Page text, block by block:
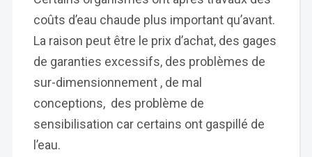
coûts d’eau chaude plus important qu’avant.
La raison peut être le prix d’achat, des gages
de garanties excessifs, des problèmes de
sur-dimensionnement , de mal
conceptions, des problème de
sensibilisation car certains ont gaspillé de
l’eau.